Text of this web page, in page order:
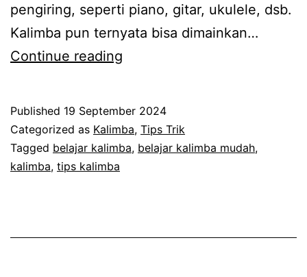
pengiring, seperti piano, gitar, ukulele, dsb.
Kalimba pun ternyata bisa dimainkan…
Continue reading
Lagu
Lewat
Published 19 September 2024
Categorized as Kalimba, Tips Trik
Tagged belajar kalimba, belajar kalimba mudah,
kalimba, tips kalimba